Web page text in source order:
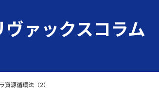
み 労働環境の取り組み
ル 食品廃棄物の処理・リサイクル
収集運搬
私たちの役割
ヴァックスコラム
源循環法（2）